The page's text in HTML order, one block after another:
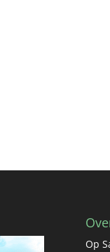
Op